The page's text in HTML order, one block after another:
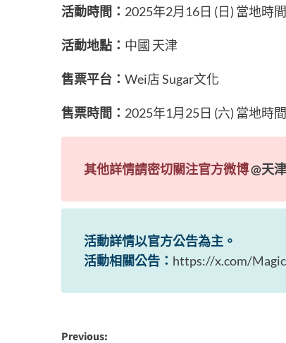
活動時間： 2025年2月16日 (日) 當地時
活動地點： 中國 天津
售票平台： Wei店 Sugar文化
售票時間： 2025年1月25日 (六) 當地時
其他詳情請密切關注官方微博@天
活動詳情以官方公告為主。
活動相關公告： https://x.com/
Previous: